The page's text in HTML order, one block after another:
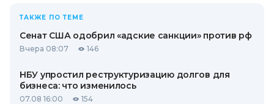
ТАКЖЕ ПО ТЕМЕ
Сенат США одобрил «адские санкции» против рф
Вчера 08:07 146
НБУ упростил реструктуризацию долгов для
бизнеса: что изменилось
07.08 16:00 154